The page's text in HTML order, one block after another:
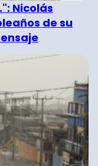
Nicolás
de su